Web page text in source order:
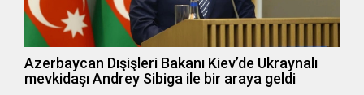
Azerbaycan Dışişleri Bakanı Kiev’de Ukraynalı
mevkidaşı Andrey Sibiga ile bir araya geldi